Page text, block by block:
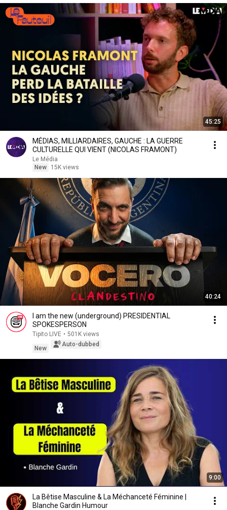
45:25
MÉDIAS, MILLIARDAIRES, GAUCHE : LA GUERRE
CULTURELLE QUI VIENT (NICOLAS FRAMONT)
Le Média
New
15K views
40:24
I am the new (underground) PRESIDENTIAL
SPOKESPERSON
Tipito LIVE • 501K views
New
Auto-dubbed
9:00
La Bêtise Masculine & La Méchanceté Féminine |
Blanche Gardin Humour